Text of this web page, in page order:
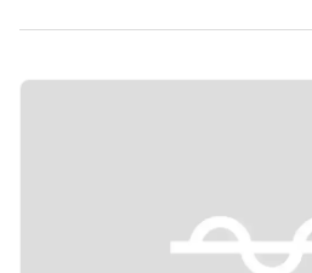
Previous slide